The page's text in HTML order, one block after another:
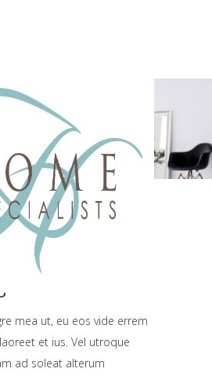
Headings
mea ut, eu eos vide errem
et ius. Vel utroque
ad soleat alterum